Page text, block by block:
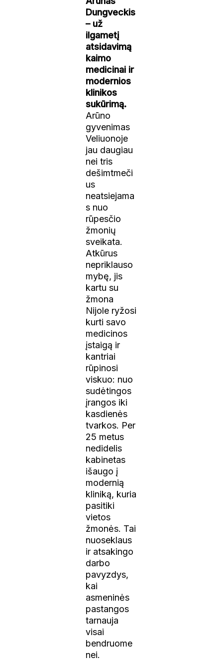
Dungveckis
– už
ilgametį
atsidavimą
kaimo
medicinai ir
modernios
klinikos
sukūrimą.
Arūno
gyvenimas
Veliuonoje
jau daugiau
nei tris
dešimtmeči
us
neatsiejama
s nuo
rūpesčio
žmonių
sveikata.
Atkūrus
nepriklauso
mybę, jis
kartu su
žmona
Nijole ryžosi
kurti savo
medicinos
įstaigą ir
kantriai
rūpinosi
viskuo: nuo
sudėtingos
įrangos iki
kasdienės
tvarkos. Per
25 metus
nedidelis
kabinetas
išaugo į
modernią
kliniką, kuria
pasitiki
vietos
žmonės. Tai
nuoseklaus
ir atsakingo
darbo
pavyzdys,
kai
asmeninės
pastangos
tarnauja
visai
bendruome
nei.